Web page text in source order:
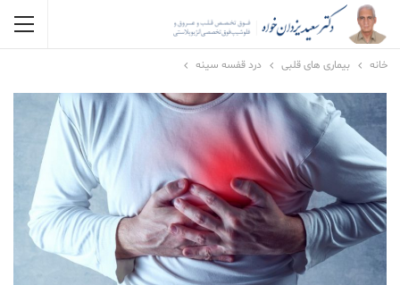
خانه بیماری های قلبی درد قفسه سینه